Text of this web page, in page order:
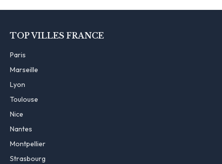
TOP VILLES FRANCE
Paris
Marseille
Lyon
Toulouse
Nice
Nantes
Montpellier
Strasbourg